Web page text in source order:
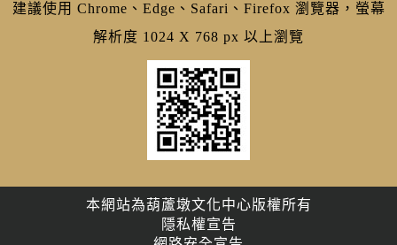
建議使用 Chrome、Edge、Safari、Firefox 瀏覽器，螢幕
解析度 1024 X 768 px 以上瀏覽
本網站為葫蘆墩文化中心版權所有
隱私權宣告